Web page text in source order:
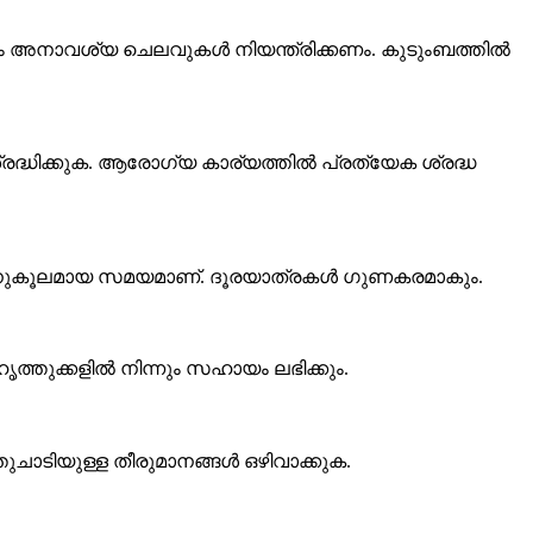
അനാവശ്യ ചെലവുകൾ നിയന്ത്രിക്കണം. കുടുംബത്തിൽ
ആരോഗ്യ കാര്യത്തിൽ പ്രത്യേക ശ്രദ്ധ
അനുകൂലമായ സമയമാണ്. ദൂരയാത്രകൾ ഗുണകരമാകും.
നിന്നും സഹായം ലഭിക്കും.
തീരുമാനങ്ങൾ ഒഴിവാക്കുക.